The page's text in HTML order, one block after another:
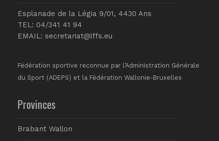
Esplanade de la Légia 9/01, 4430 Ans
TEL: 04/341 41 94
EMAIL: secretariat@lffs.eu
Fédération sportive reconnue par l’Administration Générale
du Sport (ADEPS) et la Fédération Wallonie-Bruxelles
Provinces
Brabant Wallon